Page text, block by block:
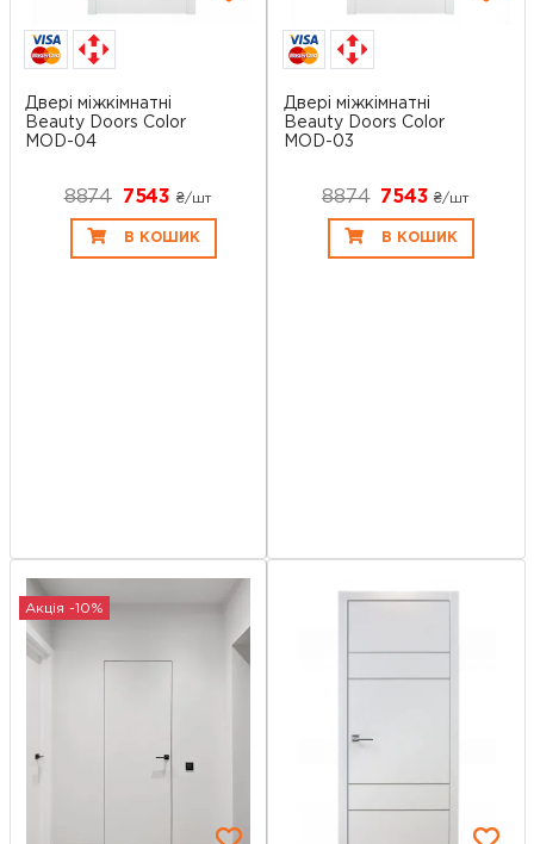
Двері міжкімнатні
Beauty Doors Color
MOD-04
8874 7543 ₴/шт
В КОШИК
Двері міжкімнатні
Beauty Doors Color
MOD-03
8874 7543₴/шт
В КОШИК
Акція -10%